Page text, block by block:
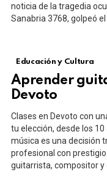
noticia de la tragedia
Sanabria 3768, golpeó
Educación y Cultura
Aprender
Devoto
Clases en Devoto con
tu elección, desde los
música es una decisión
profesional con
guitarrista, compositor y